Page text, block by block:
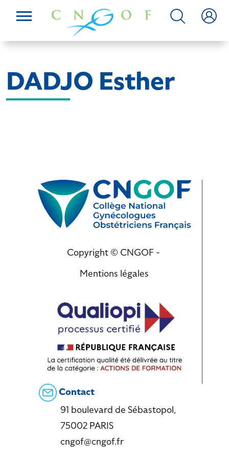
DADJO Esther
Copyright © CNGOF -
Mentions légales
Contact
91 boulevard de Sébastopol,
75002 PARIS
cngof@cngof.fr